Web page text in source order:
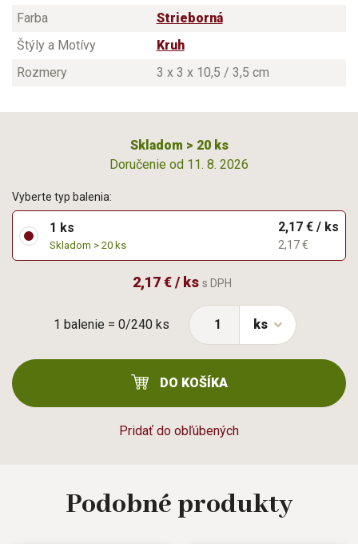
Farba
Strieborná
Štýly a Motívy
Kruh
Rozmery
3 x 3 x 10,5 / 3,5 cm
Skladom > 20 ks
Doručenie od 11. 8. 2026
1 balenie = 0/240 ks
Pridať do obľúbených
Vyberte typ balenia:
1 ks
Skladom > 20 ks
2,17 € / ks
2,17 €
2,17 € / ks s DPH
ks
DO KOŠÍKA
Podobné produkty